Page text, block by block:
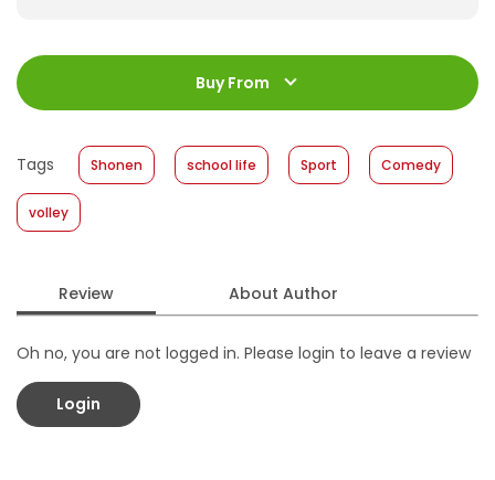
ISBN :
978-623-03-0582-5
192 halaman
Size
:
11,4 x 17,2
Format
: Softcover
Buy From
Tags Shonen school life Sport Comedy
volley
Review About Author
Oh no, you are not logged in. Please login to leave a review
Login